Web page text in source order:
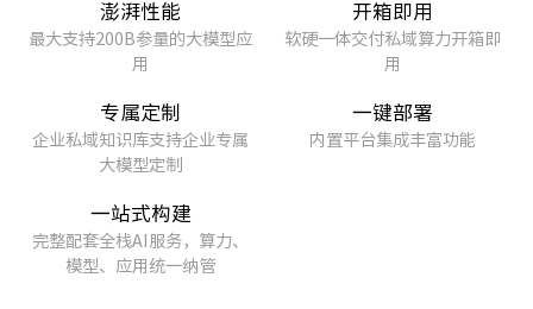
澎湃性能
最大支持200B参量的大模型应
用
开箱即用
软硬一体交付私域算力开箱即
用
专属定制
企业私域知识库支持企业专属
大模型定制
一键部署
内置平台集成丰富功能
一站式构建
完整配套全栈AI服务，算力、
模型、应用统一纳管